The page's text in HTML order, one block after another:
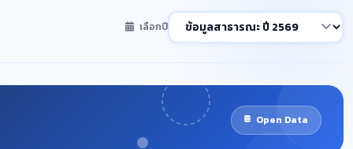
เลือกปี
Open Data